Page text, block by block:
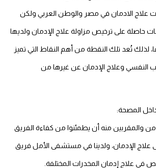
الادمان في مصر والوطن العربي ولكن
علىترخيص مزاولة علاج الإدمانولديها
تُعد تلك النقطة من أهم النقاط التي تميز
وعلاج الإدمان عن غيرها من
المصحة:
منه أن يطمئنوا من كفاءة الفريق
الإدمان، ولدينا في مستشفى الأمل فريق
إدمان المخدرات المختلفة.